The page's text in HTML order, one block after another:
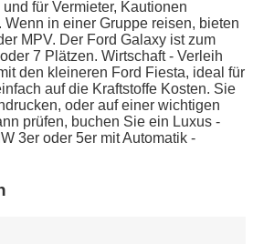
für Vermieter, Kautionen
in einer Gruppe reisen, bieten
MPV. Der Ford Galaxy ist zum
7 Plätzen. Wirtschaft - Verleih
den kleineren Ford Fiesta, ideal für
auf die Kraftstoffe Kosten. Sie
oder auf einer wichtigen
prüfen, buchen Sie ein Luxus -
3er oder 5er mit Automatik -